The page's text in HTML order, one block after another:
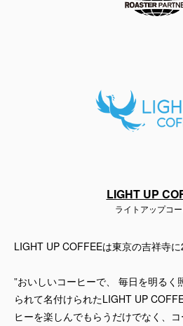
LIGHT UP
ライトアップコ
LIGHT UP COFFEEは東京の吉祥寺に
”おいしいコーヒーで、 毎日を明るく
られて名付けられたLIGHT UP
ヒーを楽しんでもらうだけでなく、